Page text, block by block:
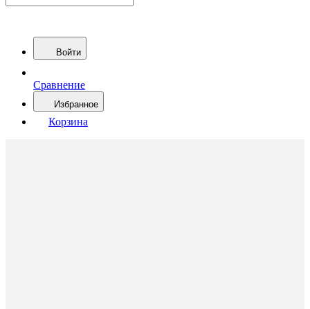
Войти
Сравнение
Избранное
Корзина